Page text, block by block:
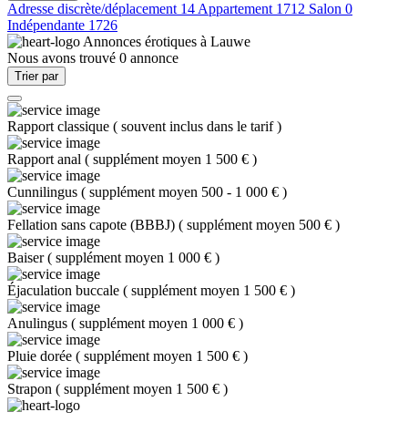
Adresse discrète/déplacement 14 Appartement 1712 Salon 0
Indépendante 1726
Annonces érotiques à Lauwe
Nous avons trouvé 0 annonce
Trier par
Rapport classique ( souvent inclus dans le tarif)
Rapport anal ( supplément moyen 1 500 € )
Cunnilingus ( supplément moyen 500 - 1 000 € )
Fellation sans capote (BBBJ) ( supplément moyen 500 € )
Baiser( supplément moyen 1 000 € )
Éjaculation buccale ( supplément moyen 1 500 € )
Anulingus ( supplément moyen 1 000 € )
Pluie dorée ( supplément moyen 1 500 € )
Strapon ( supplément moyen 1 500 € )